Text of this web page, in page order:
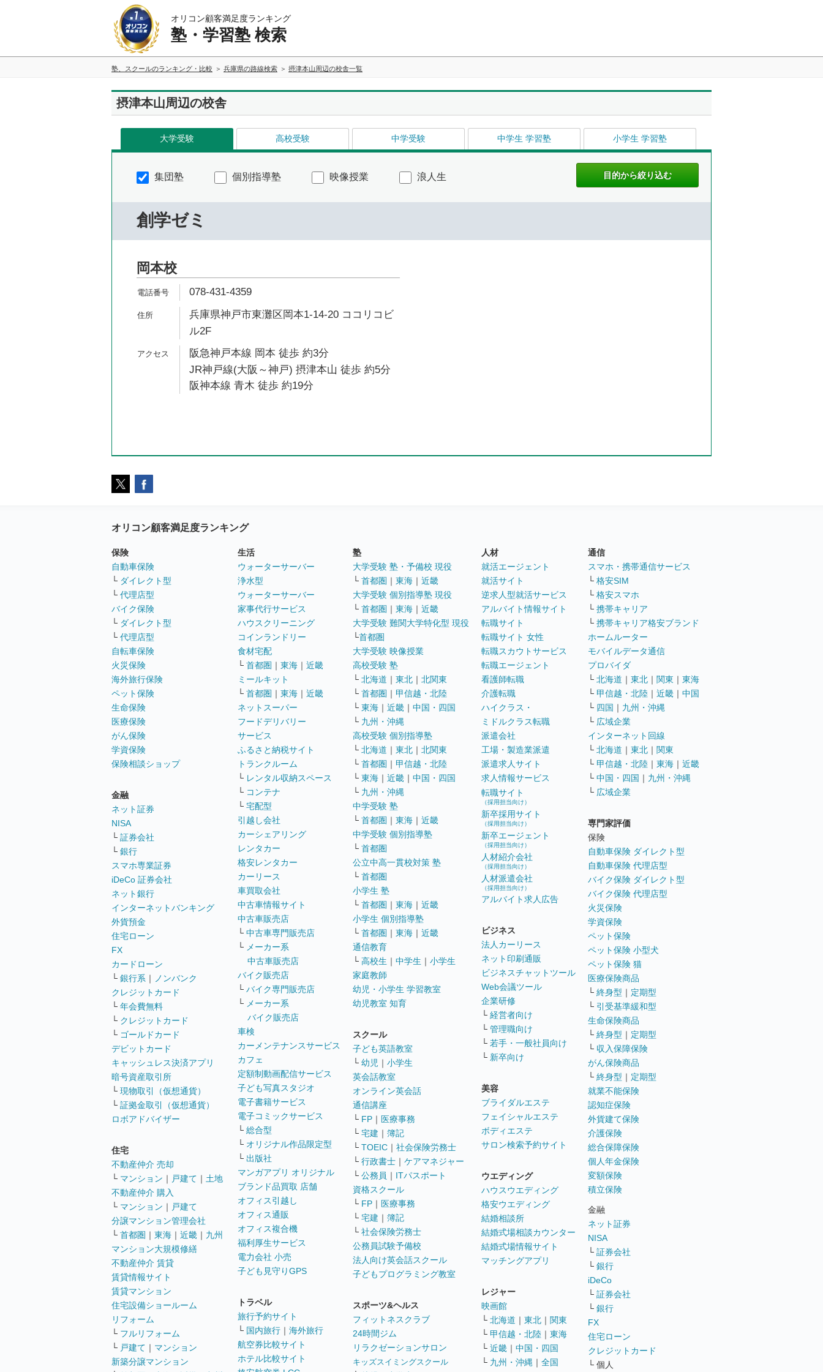
オリコン顧客満足度ランキング
塾・学習塾 検索
塾、スクールのランキング・比較 兵庫県の路線検索 摂津本山周辺の校舎一覧
摂津本山周辺の校舎
大学受験 高校受験 中学受験 中学生 学習塾 小学生 学習塾
集団塾 個別指導塾 映像授業 浪人生
創学ゼミ
岡本校
078-431-4359
兵庫県神戸市東灘区岡本1-14-20 ココリコビ
ル2F
阪急神戸本線 岡本 徒歩 約3分
JR神戸線(大阪～神戸) 摂津本山 徒歩 約5分
阪神本線 青木 徒歩 約19分
オリコン顧客満足度ランキング
保険
自動車保険
└ ダイレクト型
└ 代理店型
バイク保険
└ ダイレクト型
└ 代理店型
自転車保険
火災保険
海外旅行保険
ペット保険
生命保険
医療保険
がん保険
学資保険
保険相談ショップ
金融
ネット証券
NISA
└ 証券会社
└ 銀行
スマホ専業証券
iDeCo 証券会社
ネット銀行
インターネットバンキング
外貨預金
住宅ローン
FX
カードローン
└ 銀行系 ｜
ノンバンク
クレジットカード
└ 年会費無料
└ クレジットカード
└ ゴールドカード
デビットカード
キャッシュレス決済アプリ
暗号資産取引所
└ 現物取引（仮想通貨）
└ 証拠金取引（仮想通貨）
ロボアドバイザー
住宅
不動産仲介 売却
└ マンション ｜ 戸建て ｜ 土地
不動産仲介 購入
└ マンション ｜ 戸建て
分譲マンション管理会社
└ 首都圏 ｜ 東海 ｜ 近畿 ｜ 九州
マンション大規模修繕
不動産仲介 賃貸
賃貸情報サイト
賃貸マンション
住宅設備ショールーム
リフォーム
└ フルリフォーム
└ 戸建て ｜ マンション
新築分譲マンション
生活
ウォーターサーバー
浄水型
ウォーターサーバー
家事代行サービス
ハウスクリーニング
コインランドリー
食材宅配
└ 首都圏 ｜ 東海 ｜ 近畿
ミールキット
└ 首都圏 ｜ 東海 ｜ 近畿
ネットスーパー
フードデリバリー
サービス
ふるさと納税サイト
トランクルーム
└ レンタル収納スペース
└ コンテナ
└ 宅配型
引越し会社
カーシェアリング
レンタカー
格安レンタカー
カーリース
車買取会社
中古車情報サイト
中古車販売店
└ 中古車専門販売店
└ メーカー系
中古車販売店
バイク販売店
└ バイク専門販売店
└ メーカー系
バイク販売店
車検
カーメンテナンスサービス
カフェ
定額制動画配信サービス
子ども写真スタジオ
電子書籍サービス
電子コミックサービス
└ 総合型
└ オリジナル作品限定型
└ 出版社
マンガアプリ オリジナル
ブランド品買取 店舗
オフィス引越し
オフィス通販
オフィス複合機
福利厚生サービス
電力会社 小売
子ども見守りGPS
トラベル
旅行予約サイト
└ 国内旅行 ｜ 海外旅行
航空券比較サイト
ホテル比較サイト
塾
大学受験 塾・予備校 現役
└ 首都圏 ｜ 東海 ｜ 近畿
大学受験 個別指導塾 現役
└ 首都圏 ｜ 東海 ｜ 近畿
大学受験 難関大学特化型 現役
└首都圏
大学受験 映像授業
高校受験 塾
└ 北海道 ｜ 東北 ｜ 北関東
└ 首都圏 ｜ 甲信越・北陸
└ 東海 ｜ 近畿 ｜ 中国・四国
└ 九州・沖縄
高校受験 個別指導塾
└ 北海道 ｜ 東北 ｜ 北関東
└ 首都圏 ｜ 甲信越・北陸
└ 東海 ｜ 近畿 ｜ 中国・四国
└ 九州・沖縄
中学受験 塾
└ 首都圏 ｜ 東海 ｜ 近畿
中学受験 個別指導塾
└ 首都圏
公立中高一貫校対策 塾
└ 首都圏
小学生 塾
└ 首都圏 ｜ 東海 ｜ 近畿
小学生 個別指導塾
└ 首都圏 ｜ 東海 ｜ 近畿
通信教育
└ 高校生 ｜ 中学生 ｜ 小学生
家庭教師
幼児・小学生 学習教室
幼児教室 知育
スクール
子ども英語教室
└ 幼児 ｜ 小学生
英会話教室
オンライン英会話
通信講座
└ FP ｜ 医療事務
└ 宅建 ｜ 簿記
└ TOEIC ｜ 社会保険労務士
└ 行政書士 ｜ ケアマネジャー
└ 公務員 ｜ ITパスポート
資格スクール
└ FP ｜ 医療事務
└ 宅建 ｜ 簿記
└ 社会保険労務士
公務員試験予備校
法人向け英会話スクール
子どもプログラミング教室
スポーツ&ヘルス
フィットネスクラブ
24時間ジム
リラクゼーションサロン
キッズスイミングスクール
人材
就活エージェント
就活サイト
逆求人型就活サービス
アルバイト情報サイト
転職サイト
転職サイト 女性
転職スカウトサービス
転職エージェント
看護師転職
介護転職
ハイクラス・
ミドルクラス転職
派遣会社
工場・製造業派遣
派遣求人サイト
求人情報サービス
転職サイト
（採用担当向け）
新卒採用サイト
（採用担当向け）
新卒エージェント
（採用担当向け）
人材紹介会社
（採用担当向け）
人材派遣会社
（採用担当向け）
アルバイト求人広告
ビジネス
法人カーリース
ネット印刷通販
ビジネスチャットツール
Web会議ツール
企業研修
└ 経営者向け
└ 管理職向け
└ 若手・一般社員向け
└ 新卒向け
美容
ブライダルエステ
フェイシャルエステ
ボディエステ
サロン検索予約サイト
ウエディング
ハウスウエディング
格安ウエディング
結婚相談所
結婚式場相談カウンター
結婚式場情報サイト
マッチングアプリ
レジャー
映画館
└ 北海道 ｜ 東北 ｜ 関東
└ 甲信越・北陸 ｜ 東海
└ 近畿 ｜ 中国・四国
└ 九州・沖縄 ｜ 全国
通信
スマホ・携帯通信サービス
└ 格安SIM
└ 格安スマホ
└ 携帯キャリア
└ 携帯キャリア格安ブランド
ホームルーター
モバイルデータ通信
プロバイダ
└ 北海道 ｜ 東北 ｜ 関東 ｜ 東海
└ 甲信越・北陸 ｜ 近畿 ｜ 中国
└ 四国 ｜ 九州・沖縄
└ 広域企業
インターネット回線
└ 北海道 ｜ 東北 ｜ 関東
└ 甲信越・北陸 ｜ 東海 ｜ 近畿
└ 中国・四国 ｜ 九州・沖縄
└ 広域企業
専門家評価
保険
自動車保険 ダイレクト型
自動車保険 代理店型
バイク保険 ダイレクト型
バイク保険 代理店型
火災保険
学資保険
ペット保険
ペット保険 小型犬
ペット保険 猫
医療保険商品
└ 終身型 ｜ 定期型
└ 引受基準緩和型
生命保険商品
└ 終身型 ｜ 定期型
└ 収入保障保険
がん保険商品
└ 終身型 ｜ 定期型
就業不能保険
認知症保険
外貨建て保険
介護保険
総合保障保険
個人年金保険
変額保険
積立保険
金融
ネット証券
NISA
└ 証券会社
└ 銀行
iDeCo
└ 証券会社
└ 銀行
FX
住宅ローン
クレジットカード
└ 個人